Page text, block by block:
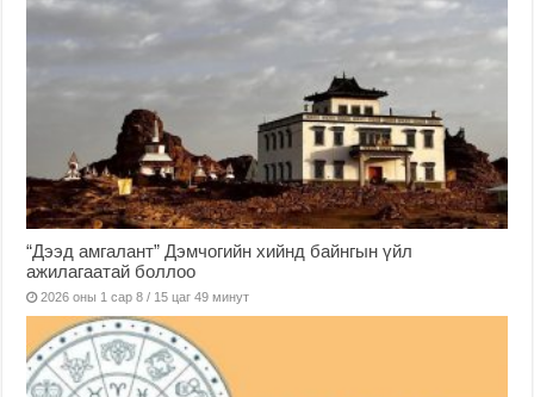
“Дээд амгалант” Дэмчогийн хийнд байнгын үйл
ажилагаатай боллоо
2026 оны 1 сар 8 / 15 цаг 49 минут